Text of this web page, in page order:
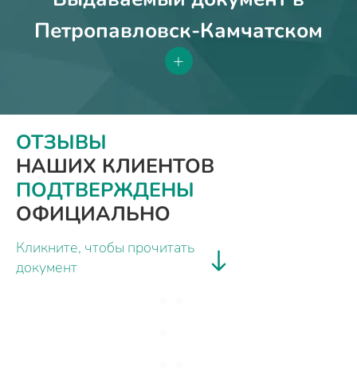
Петропавловск-Камчатском
+
ОТЗЫВЫ
НАШИХ КЛИЕНТОВ
ПОДТВЕРЖДЕНЫ
ОФИЦИАЛЬНО
Кликните, чтобы прочитать
документ